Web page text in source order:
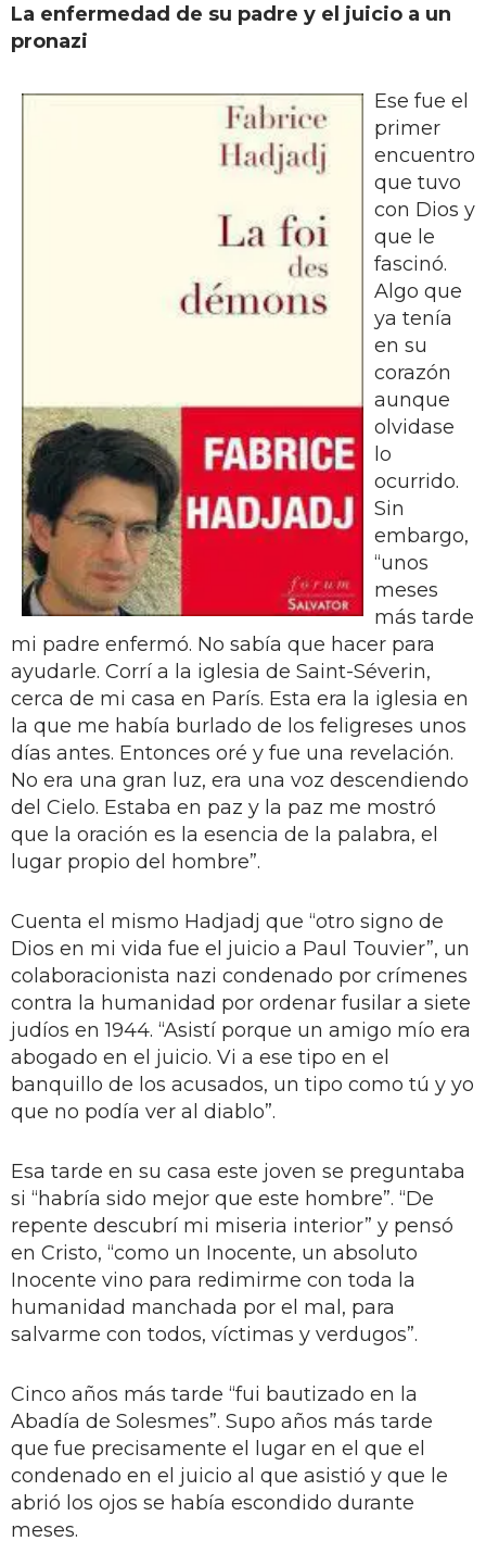
La enfermedad de su padre y el juicio a un
pronazi
Ese fue el
primer
encuentro
que tuvo
con Dios y
que le
fascinó.
Algo que
ya tenía
en su
corazón
aunque
olvidase
lo
ocurrido.
Sin
embargo,
“unos
meses
más tarde
mi padre enfermó. No sabía que hacer para
ayudarle. Corrí a la iglesia de Saint-Séverin,
cerca de mi casa en París. Esta era la iglesia en
la que me había burlado de los feligreses unos
días antes. Entonces oré y fue una revelación.
No era una gran luz, era una voz descendiendo
del Cielo. Estaba en paz y la paz me mostró
que la oración es la esencia de la palabra, el
lugar propio del hombre”.
Cuenta el mismo Hadjadj que “otro signo de
Dios en mi vida fue el juicio a Paul Touvier”, un
colaboracionista nazi condenado por crímenes
contra la humanidad por ordenar fusilar a siete
judíos en 1944. “Asistí porque un amigo mío era
abogado en el juicio. Vi a ese tipo en el
banquillo de los acusados, un tipo como tú y yo
que no podía ver al diablo”.
Esa tarde en su casa este joven se preguntaba
si “habría sido mejor que este hombre”. “De
repente descubrí mi miseria interior” y pensó
en Cristo, “como un Inocente, un absoluto
Inocente vino para redimirme con toda la
humanidad manchada por el mal, para
salvarme con todos, víctimas y verdugos”.
Cinco años más tarde “fui bautizado en la
Abadía de Solesmes”. Supo años más tarde
que fue precisamente el lugar en el que el
condenado en el juicio al que asistió y que le
abrió los ojos se había escondido durante
meses.